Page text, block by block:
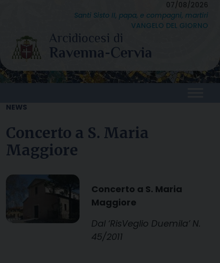
content
07/08/2026
Santi Sisto II, papa, e compagni, martiri
VANGELO DEL GIORNO
NEWS
Concerto a S. Maria
Maggiore
Concerto a S. Maria
Maggiore
Dal ‘RisVeglio Duemila’ N.
45/2011